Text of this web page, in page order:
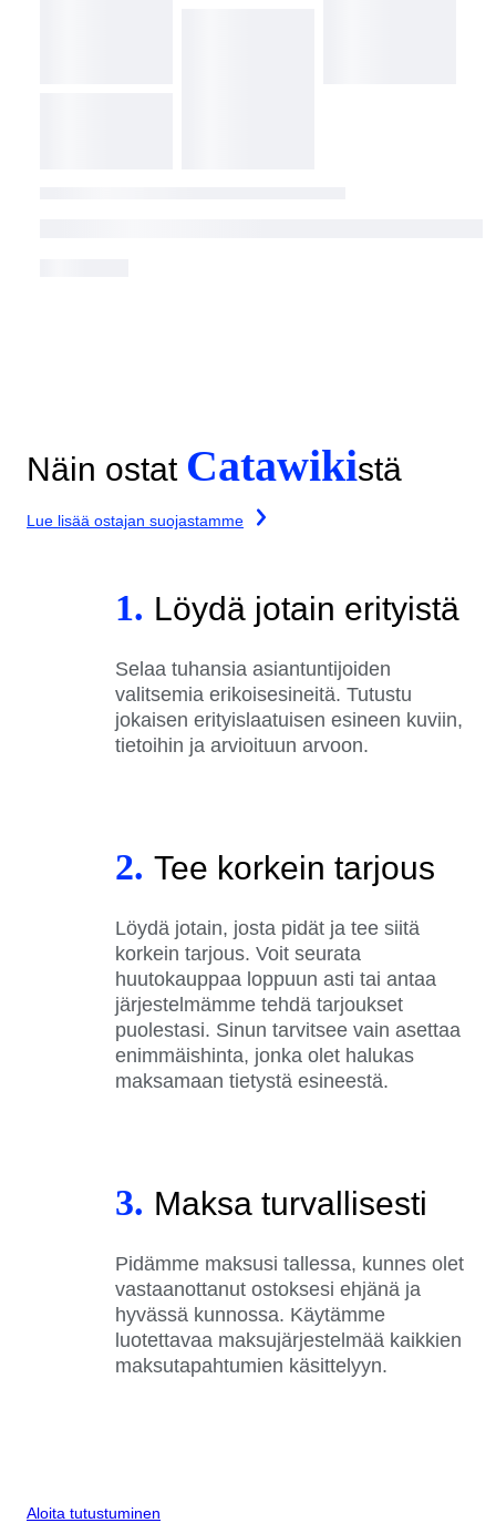
Näin ostat Catawikistä
Lue lisää ostajan suojastamme
1. Löydä jotain erityistä
Selaa tuhansia asiantuntijoiden
valitsemia erikoisesineitä. Tutustu
jokaisen erityislaatuisen esineen kuviin,
tietoihin ja arvioituun arvoon.
2. Tee korkein tarjous
Löydä jotain, josta pidät ja tee siitä
korkein tarjous. Voit seurata
huutokauppaa loppuun asti tai antaa
järjestelmämme tehdä tarjoukset
puolestasi. Sinun tarvitsee vain asettaa
enimmäishinta, jonka olet halukas
maksamaan tietystä esineestä.
3. Maksa turvallisesti
Pidämme maksusi tallessa, kunnes olet
vastaanottanut ostoksesi ehjänä ja
hyvässä kunnossa. Käytämme
luotettavaa maksujärjestelmää kaikkien
maksutapahtumien käsittelyyn.
Aloita tutustuminen